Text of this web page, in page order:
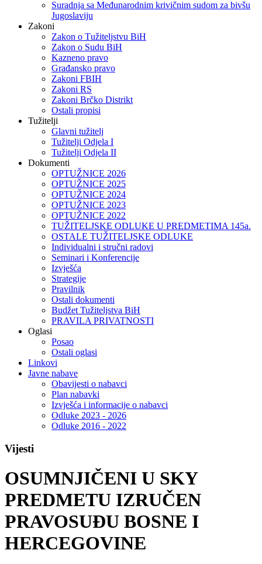
Suradnja sa Međunarodnim krivičnim sudom za bivšu
Jugoslaviju
Zakoni
Zakon o Тužiteljstvu BiH
Zakon o Sudu BiH
Kazneno pravo
Građansko pravo
Zakoni FBIH
Zakoni RS
Zakoni Brčko Distrikt
Ostali propisi
Tužitelji
Glavni tužitelj
Tužitelji Odjela I
Tužitelji Odjela II
Dokumenti
OPTUŽNICE 2026
OPTUŽNICE 2025
OPTUŽNICE 2024
OPTUŽNICE 2023
OPTUŽNICE 2022
TUŽITELJSKE ODLUKE U PREDMETIMA 145a.
OSTALE TUŽITELJSKE ODLUKE
Individualni i stručni radovi
Seminari i Konferencije
Izvješća
Strategije
Pravilnik
Ostali dokumenti
Budžet Tužiteljstva BiH
PRAVILA PRIVATNOSTI
Oglasi
Posao
Ostali oglasi
Linkovi
Javne nabave
Obavijesti o nabavci
Plan nabavki
Izvješća i informacije o nabavci
Odluke 2023 - 2026
Odluke 2016 - 2022
Vijesti
OSUMNJIČENI U SKY
PREDMETU IZRUČEN
PRAVOSUĐU BOSNE I
HERCEGOVINE